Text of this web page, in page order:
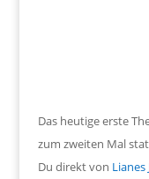
Das heutige erste
zum zweiten Mal
Du direkt von Lianes